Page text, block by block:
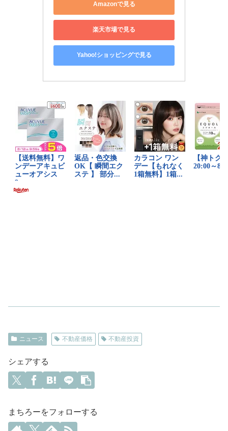
Amazonで見る
楽天市場で見る
Yahoo!ショッピングで見る
ニュース 不動産価格 不動産投資
シェアする
まちろーをフォローする